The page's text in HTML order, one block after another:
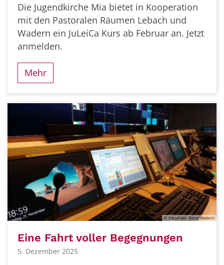
Die Jugendkirche Mia bietet in Kooperation
mit den Pastoralen Räumen Lebach und
Wadern ein JuLeiCa Kurs ab Februar an. Jetzt
anmelden.
Mehr
© Pastoraler Raum Wadern
Eine Fahrt voller Begegnungen
5. Dezember 2025